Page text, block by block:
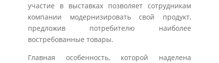
участие в выставках позволяет сотрудникам
компании модернизировать свой продукт,
предложив потребителю наиболее
востребованные товары.
Главная особенность, которой наделена